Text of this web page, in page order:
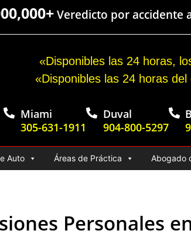
Veredicto por accidente
«Disponibles las 24 horas,
«Disponibles las 24 horas
Miami
305-631-1911
Duval
904-800-5297
Auto Áreas de Práctica Abogado
Personales